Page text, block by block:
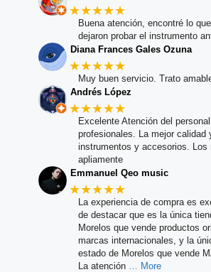
★★★★★
Buena atención, encontré lo
dejaron probar el instrumento
Diana Frances Gales Ozuna
★★★★★
Muy buen servicio. Trato
Andrés López
★★★★★
Excelente Atención del
profesionales. La mejor calidad
instrumentos y accesorios. Los
apliamente
Emmanuel Qeo music
★★★★★
La experiencia de compra es
de destacar que es la única
Morelos que vende productos
marcas internacionales, y la
estado de Morelos que vende
La atención … More